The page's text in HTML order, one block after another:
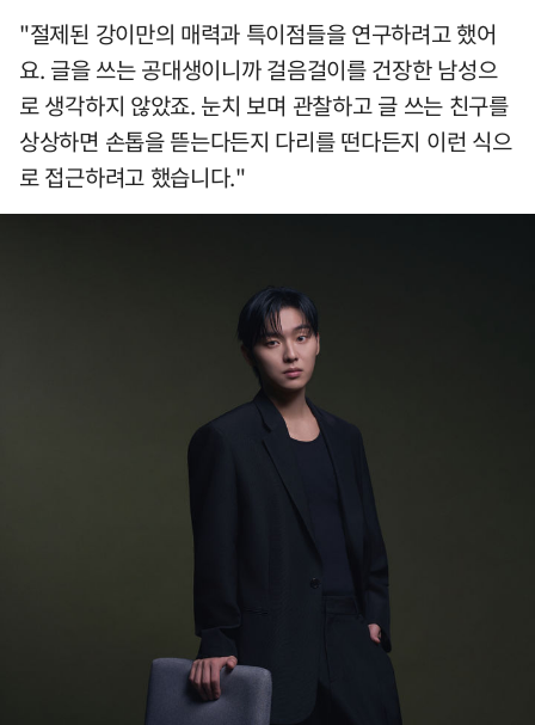
"절제된 강이만의 매력과 특이점들을 연구하려고 했어
요. 글을 쓰는 공대생이니까 걸음걸이를 건장한 남성으
로 생각하지 않았죠. 눈치 보며 관찰하고 글 쓰는 친구를
상상하면 손톱을 뜯는다든지 다리를 떤다든지 이런 식으
로 접근하려고 했습니다."